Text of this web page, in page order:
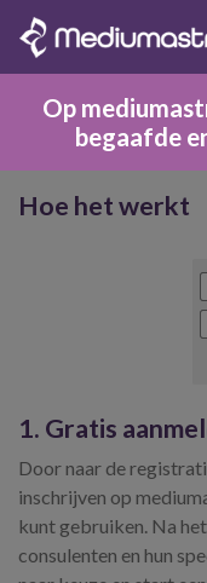
Op
begaafde
Hoe het werkt
1. Gratis
Door naar de
inschrijven op
kunt gebruiken. Na
consulenten en hun